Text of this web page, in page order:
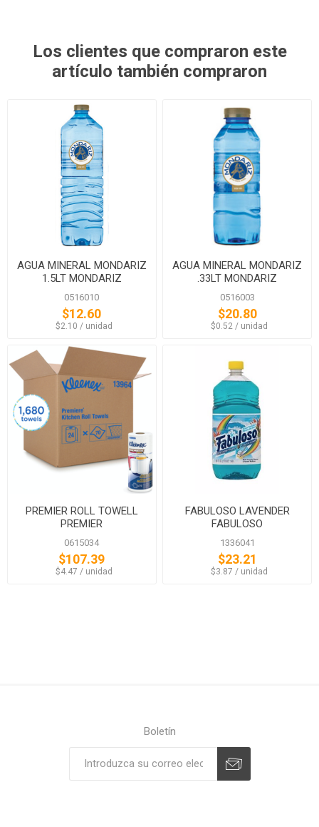
Los clientes que compraron este
artículo también compraron
AGUA MINERAL MONDARIZ
1.5LT MONDARIZ
0516010
$12.60
‏‏‎ ‎‏‏‎ ‎$2.10 / unidad
AGUA MINERAL MONDARIZ
.33LT MONDARIZ
0516003
$20.80
‏‏‎ ‎‏‏‎ ‎$0.52 / unidad
PREMIER ROLL TOWELL
PREMIER
0615034
$107.39
‏‏‎ ‎‏‏‎ ‎$4.47 / unidad
FABULOSO LAVENDER
FABULOSO
1336041
$23.21
‏‏‎ ‎‏‏‎ ‎$3.87 / unidad
Boletín